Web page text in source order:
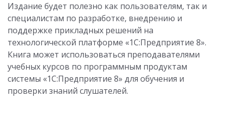
Издание будет полезно как пользователям, так и
специалистам по разработке, внедрению и
поддержке прикладных решений на
технологической платформе «1С:Предприятие 8».
Книга может использоваться преподавателями
учебных курсов по программным продуктам
системы «1С:Предприятие 8» для обучения и
проверки знаний слушателей.